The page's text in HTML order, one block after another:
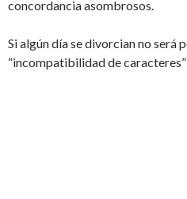
concordancia asombrosos.
Si algún día se divorcian no será
“incompatibilidad de